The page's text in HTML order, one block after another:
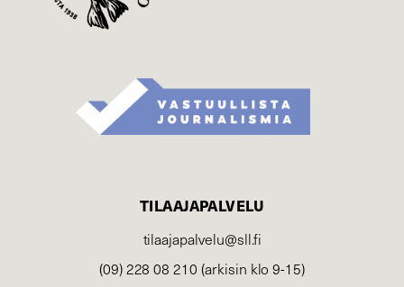
TILAAJAPALVELU
tilaajapalvelu@sll.fi
(09) 228 08 210 (arkisin klo 9-15)